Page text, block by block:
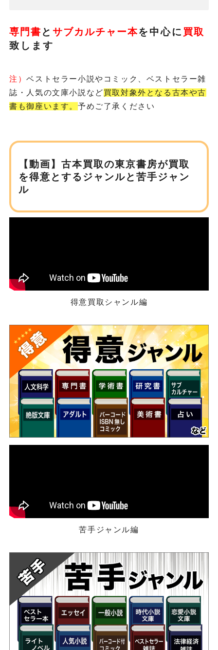
専門書 とサブカルチャー本を 中心に 買取
致します
注）ベストセラー小説やコミック、ベストセラー雑
誌・人気の文庫小説など買取対象外となる古本や古
書も御座います。 予めご了承ください
【動画】古本買取の東京書房が買取
を得意とするジャンルと苦手ジャン
ル
得意買取シャンル編
苦手ジャンル編